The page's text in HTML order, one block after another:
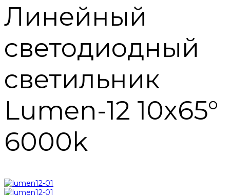
Линейный
светодиодный
светильник
Lumen-12 10х65°
6000k